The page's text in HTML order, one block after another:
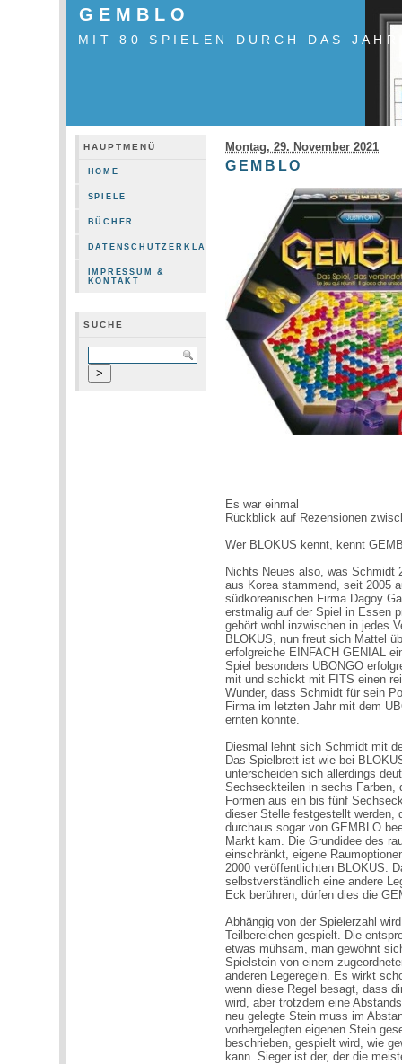
GEMBLO
MIT 80 SPIELEN DURCH DAS JAHR
HAUPTMENÜ
HOME
SPIELE
BÜCHER
DATENSCHUTZERKLÄRUNG
IMPRESSUM &
KONTAKT
SUCHE
Montag, 29. November 2021
GEMBLO
Es war einmal
Rückblick auf Rezensionen
Wer BLOKUS kennt, kennt
Nichts Neues also, was Schmidt
aus Korea stammend, seit 2005
südkoreanischen Firma Dagoy
erstmalig auf der Spiel in Essen
gehört wohl inzwischen in jedes
BLOKUS, nun freut sich Mattel
erfolgreiche EINFACH GENIAL
Spiel besonders UBONGO
mit und schickt mit FITS einen
Wunder, dass Schmidt für sein
Firma im letzten Jahr mit dem
ernten konnte.
Diesmal lehnt sich Schmidt mit
Das Spielbrett ist wie bei
unterscheiden sich allerdings
Sechseckteilen in sechs Farben,
Formen aus ein bis fünf
dieser Stelle festgestellt werden,
durchaus sogar von GEMBLO
Markt kam. Die Grundidee des
einschränkt, eigene
2000 veröffentlichten BLOKUS.
selbstverständlich eine andere
Eck berühren, dürfen dies die
Abhängig von der Spielerzahl
Teilbereichen gespielt. Die
etwas mühsam, man gewöhnt
Spielstein von einem
anderen Legeregeln. Es wirkt
wenn diese Regel besagt, dass
wird, aber trotzdem eine
neu gelegte Stein muss im
vorhergelegten eigenen Stein
beschrieben, gespielt wird, wie
kann. Sieger ist der, der die